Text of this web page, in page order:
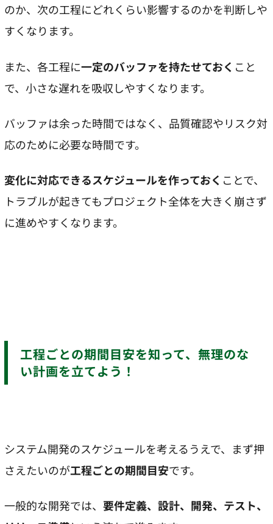
のか、次の工程にどれくらい影響するのかを判断しや
すくなります。
また、各工程に一定のバッファを持たせておく こと
で、小さな遅れを吸収しやすくなります。
バッファは余った時間ではなく、品質確認やリスク対
応のために必要な時間です。
変化に対応できるスケジュールを作っておく ことで、
トラブルが起きてもプロジェクト全体を大きく崩さず
に進めやすくなります。
工程ごとの期間目安を知って、無理のな
い計画を立てよう！
システム開発のスケジュールを考えるうえで、まず押
さえたいのが工程ごとの期間目安です。
一般的な開発では、 要件定義、設計、開発、テスト、